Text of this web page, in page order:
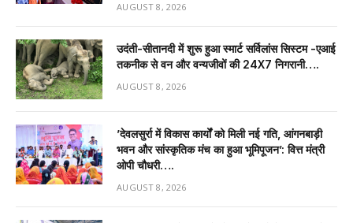
AUGUST 8, 2026
उदंती-सीतानदी में शुरू हुआ स्मार्ट सर्विलांस सिस्टम -एआई
तकनीक से वन और वन्यजीवों की 24X7 निगरानी….
AUGUST 8, 2026
’देवलसुर्रा में विकास कार्यों को मिली नई गति, आंगनबाड़ी
भवन और सांस्कृतिक मंच का हुआ भूमिपूजन’: वित्त मंत्री
ओपी चौधरी….
AUGUST 8, 2026